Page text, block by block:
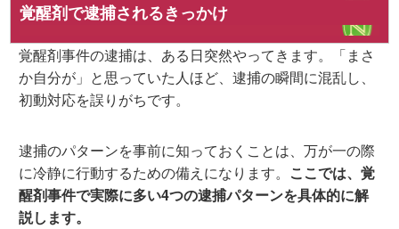
覚醒剤で逮捕されるきっかけ
覚醒剤事件の逮捕は、ある日突然やってきます。「まさ
か自分が」と思っていた人ほど、逮捕の瞬間に混乱し、
初動対応を誤りがちです。
逮捕のパターンを事前に知っておくことは、万が一の際
に冷静に行動するための備えになります。 ここでは、覚
醒剤事件で実際に多い4つの逮捕パターンを具体的に解
説します。